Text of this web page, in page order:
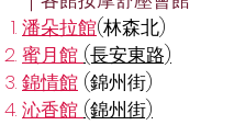
潘朵拉館(林森北)
蜜月館 (長安東路)
錦情館 (錦州街)
沁香館 (錦州街)